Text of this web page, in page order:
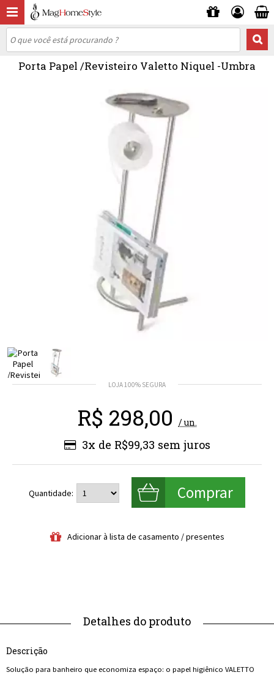
Porta Papel /Revisteiro Valetto Niquel -Umbra
R$ 298,00 / un.
3x de R$99,33
Quantidade:
Descrição
Solução para banheiro que economiza espaço: o papel higiênico VALETTO